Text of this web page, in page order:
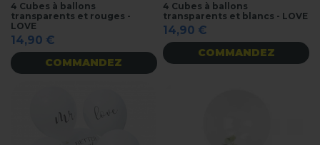
4 Cubes à ballons
transparents et rouges -
LOVE
14,90 €
COMMANDEZ
4 Cubes à ballons
transparents et blancs - LOVE
14,90 €
COMMANDEZ